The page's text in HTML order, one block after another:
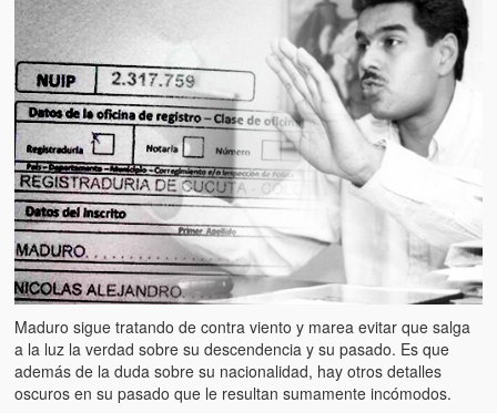
Maduro sigue tratando de contra viento y marea evitar que salga
a la luz la verdad sobre su descendencia y su pasado. Es que
además de la duda sobre su nacionalidad, hay otros detalles
oscuros en su pasado que le resultan sumamente incómodos.